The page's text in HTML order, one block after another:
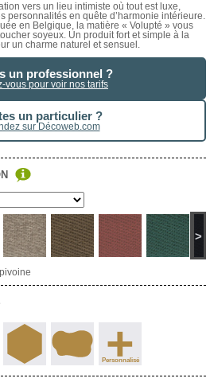
vers un lieu intimiste où tout est luxe,
personnalités en quête d’harmonie intérieure.
en Belgique, la matière « Volupté » vous
soyeux. Un produit fort et simple à la
un charme naturel et sensuel.
un professionnel ?
vous pour voir nos tarifs
un particulier ?
sur Décoweb.com
>
+
Personnalisé